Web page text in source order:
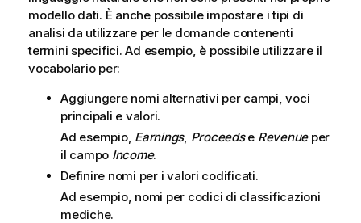
modello dati. È anche possibile impostare i tipi di
analisi da utilizzare per le domande contenenti
termini specifici. Ad esempio, è possibile utilizzare il
vocabolario per:
Aggiungere nomi alternativi per campi, voci
principali e valori.
Ad esempio, Earnings, Proceedse Revenueper
il campo Income.
Definire nomi per i valori codificati.
Ad esempio, nomi per codici di classificazioni
mediche.